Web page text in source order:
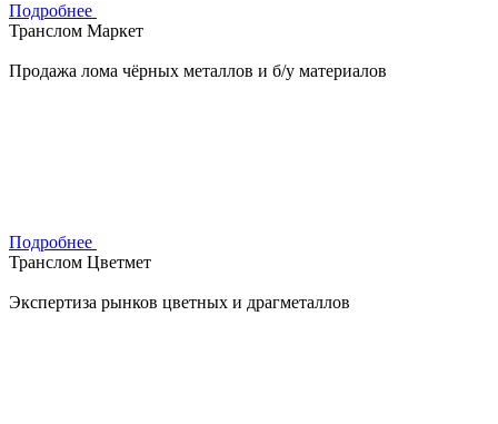
Подробнее
Транслом Маркет
Продажа лома чёрных металлов и б/у материалов
Подробнее
Транслом Цветмет
Экспертиза рынков цветных и драгметаллов